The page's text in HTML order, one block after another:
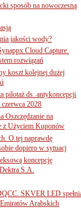
sposób na nowoczesną
jakości wody?
Cloud Capture.
rozwiązań
koszt kolejnej dużej
pilotaż ds. antykoncepcji
2028
Oszczędzanie na
z Użyciem Kuponów
O tej naprawdę
dopiero w sytuacj
koncepcję
S.A.
SKVER LED
Arabskich